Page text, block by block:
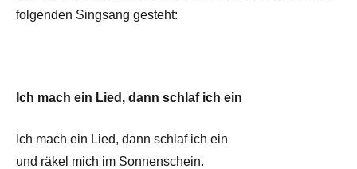
folgenden Singsang gesteht:
Ich mach ein Lied, dann schlaf ich ein
Ich mach ein Lied, dann schlaf ich ein
und räkel mich im Sonnenschein.